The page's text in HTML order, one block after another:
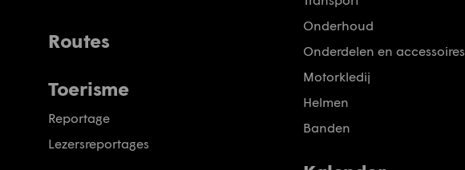
Routes
Toerisme
Reportage
Lezersreportages
Onderhoud
Onderdelen en accessoires
Motorkledij
Helmen
Banden